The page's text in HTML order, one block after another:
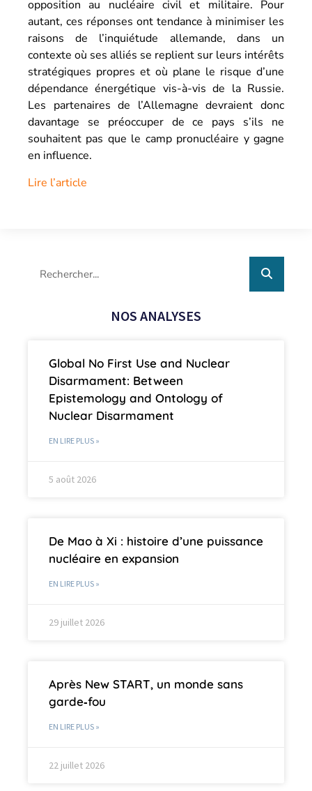
opposition au nucléaire civil et militaire. Pour
autant, ces réponses ont tendance à minimiser les
raisons de l’inquiétude allemande, dans un
contexte où ses alliés se replient sur leurs intérêts
stratégiques propres et où plane le risque d’une
dépendance énergétique vis-à-vis de la Russie.
Les partenaires de l’Allemagne devraient donc
davantage se préoccuper de ce pays s’ils ne
souhaitent pas que le camp pronucléaire y gagne
en influence.
Lire l’article
NOS ANALYSES
Global No First Use and Nuclear
Disarmament: Between
Epistemology and Ontology of
Nuclear Disarmament
EN LIRE PLUS »
5 août 2026
De Mao à Xi : histoire d’une puissance
nucléaire en expansion
EN LIRE PLUS »
29 juillet 2026
Après New START, un monde sans
garde‑fou
EN LIRE PLUS »
22 juillet 2026